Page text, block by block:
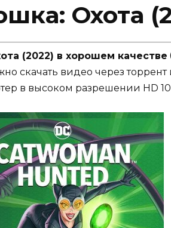
Охота
(2022) в хорошем качестве
скачать видео через торрент
в высоком разрешении HD